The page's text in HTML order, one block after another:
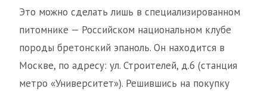
Это можно сделать лишь в специализированном
питомнике — Российском национальном клубе
породы бретонский эпаноль. Он находится в
Москве, по адресу: ул. Строителей, д.6 (станция
метро «Университет»). Решившись на покупку